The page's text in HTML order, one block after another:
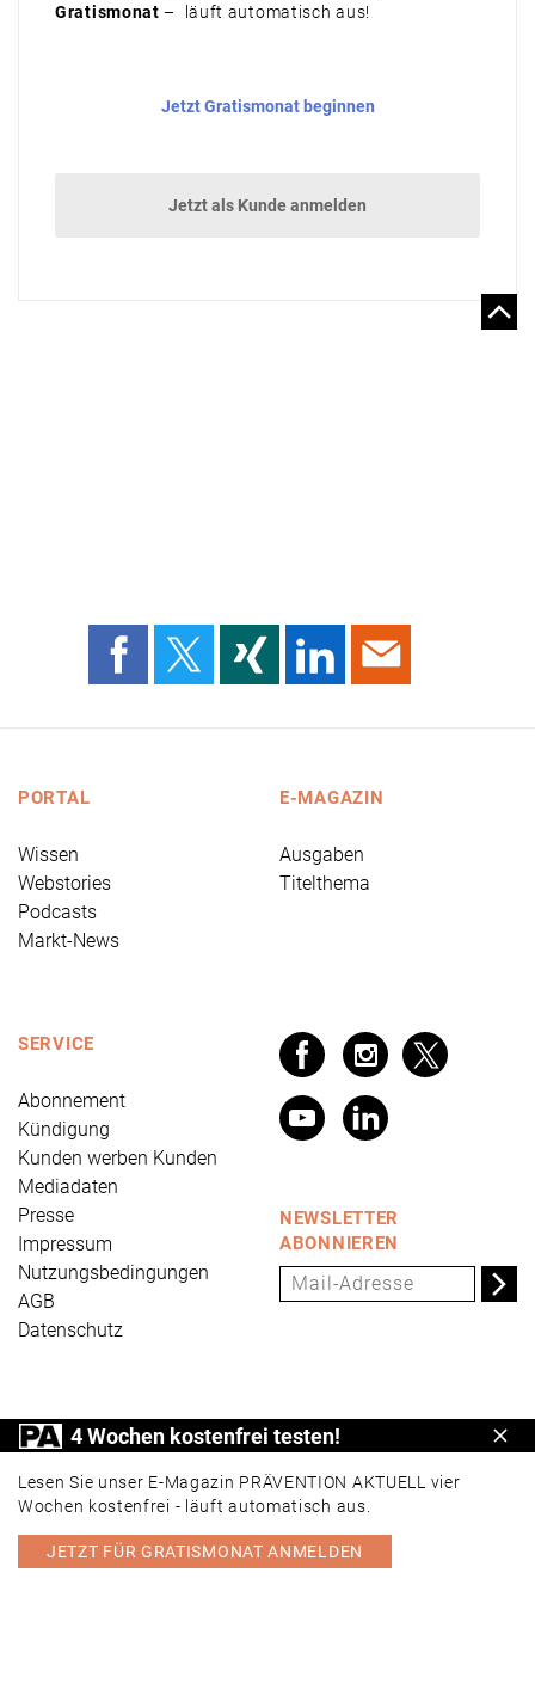
Gratismonat – läuft automatisch aus!
Jetzt Gratismonat beginnen
Jetzt als Kunde anmelden
PORTAL
Wissen
Webstories
Podcasts
Markt-News
E-MAGAZIN
Ausgaben
Titelthema
SERVICE
Abonnement
Kündigung
Kunden werben Kunden
Mediadaten
Presse
Impressum
Nutzungsbedingungen
AGB
Datenschutz
NEWSLETTER
ABONNIEREN
PRÄVENTION AKTUELL ist ein Produkt der Universum
Verlag GmbH, Wettinerstraße 3-5, 65189 Wiesbaden,
www.universum.de,info@universum.de
PORTAL E-MAGAZIN
4 Wochen kostenfrei testen!
Lesen Sie unser E-Magazin PRÄVENTION AKTUELL vier
Wochen kostenfrei - läuft automatisch aus.
JETZT FÜR GRATISMONAT ANMELDEN